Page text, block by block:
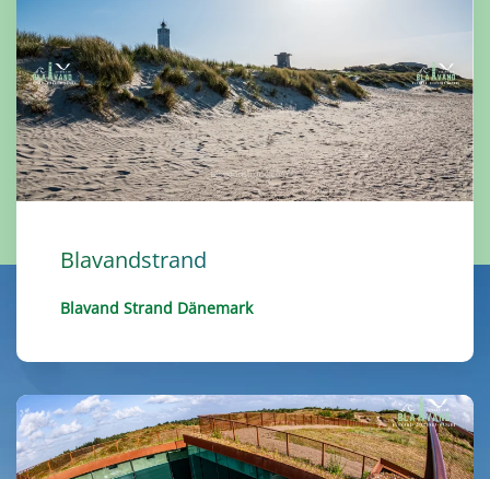
Blavandstrand
Blavand Strand Dänemark